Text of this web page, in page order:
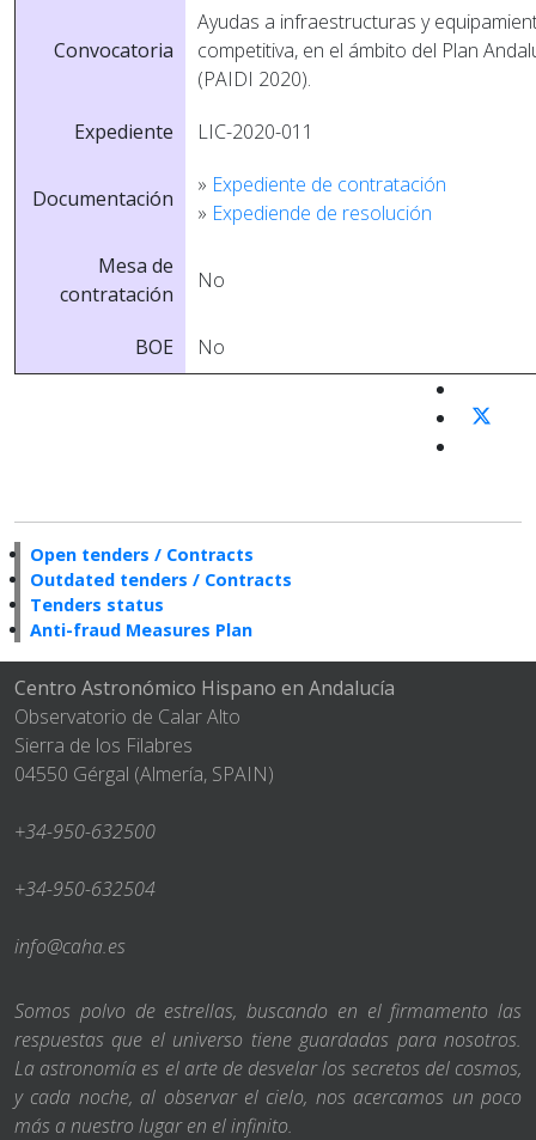
Convocatoria
Ayudas a infraestructuras y
competitiva, en el ámbito del Plan
(PAIDI 2020).
Expediente
LIC-2020-011
Documentación
» Expediente de contratación
» Expediende de resolución
Mesa de
contratación
No
BOE No
Open tenders / Contracts
Outdated tenders / Contracts
Tenders status
Anti-fraud Measures Plan
Centro Astronómico Hispano en Andalucía
Observatorio de Calar Alto
Sierra de los Filabres
04550 Gérgal (Almería, SPAIN)
+34-950-632500
+34-950-632504
info@caha.es
Somos polvo de estrellas, buscando en el firmamento las
respuestas que el universo tiene guardadas para nosotros.
La astronomía es el arte de desvelar los secretos del cosmos,
y cada noche, al observar el cielo, nos acercamos un poco
más a nuestro lugar en el infinito.